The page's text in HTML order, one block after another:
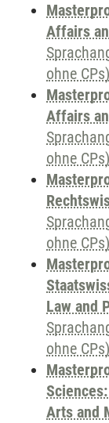
Affairs
ohne CPs)
Affairs
ohne CPs)
ohne CPs)
Law and
ohne CPs)
Arts and